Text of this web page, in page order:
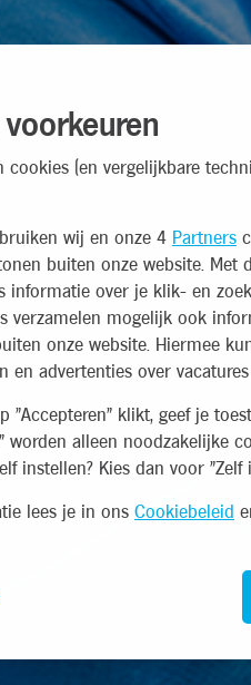
voorkeuren
cookies (en vergelijkbare
wij en onze 4 Partners
buiten onze website. Met
informatie over je klik- en
verzamelen mogelijk ook
onze website. Hiermee
en advertenties over
"Accepteren" klikt, geef je
worden alleen noodzakelijke
instellen? Kies dan voor "Zelf
lees je in ons Cookiebeleid